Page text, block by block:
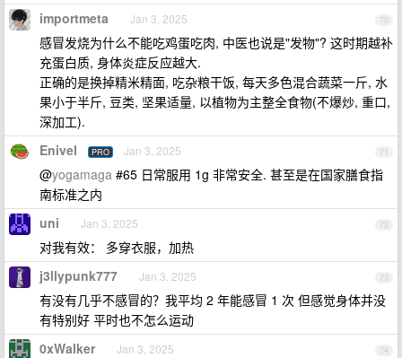
70
importmeta Jan 3, 2025
感冒发烧为什么不能吃鸡蛋吃肉, 中医也说是"发物"? 这时期越补
充蛋白质, 身体炎症反应越大.
正确的是换掉精米精面, 吃杂粮干饭, 每天多色混合蔬菜一斤, 水
果小于半斤, 豆类, 坚果适量, 以植物为主整全食物(不爆炒, 重口,
深加工).
71
Enivel PRO Jan 3, 2025
@yogamaga #65 日常服用 1g 非常安全. 甚至是在国家膳食指
南标准之内
72
uni Jan 3, 2025
对我有效： 多穿衣服，加热
73
j3llypunk777 Jan 3, 2025
有没有几乎不感冒的？我平均 2 年能感冒 1 次 但感觉身体并没
有特别好 平时也不怎么运动
74
0xWalker Jan 3, 2025